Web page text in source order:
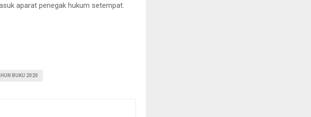
aparat penegak hukum setempat.
BUKU 2020